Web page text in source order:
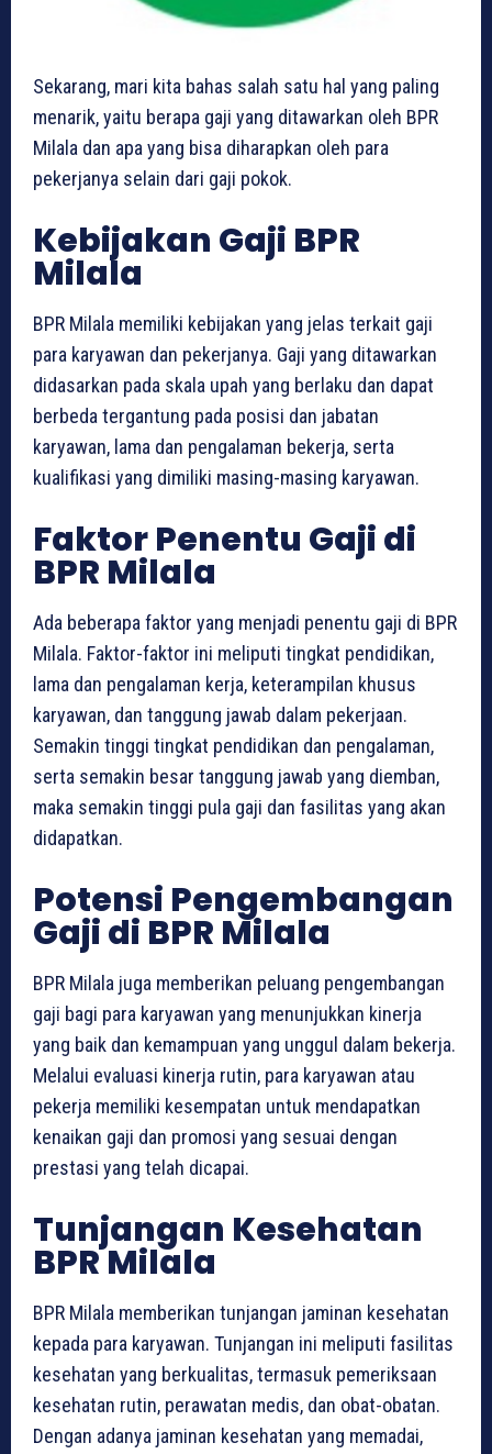
Sekarang, mari kita bahas salah satu hal yang paling
menarik, yaitu berapa gaji yang ditawarkan oleh BPR
Milala dan apa yang bisa diharapkan oleh para
pekerjanya selain dari gaji pokok.
Kebijakan Gaji BPR
Milala
BPR Milala memiliki kebijakan yang jelas terkait gaji
para karyawan dan pekerjanya. Gaji yang ditawarkan
didasarkan pada skala upah yang berlaku dan dapat
berbeda tergantung pada posisi dan jabatan
karyawan, lama dan pengalaman bekerja, serta
kualifikasi yang dimiliki masing-masing karyawan.
Faktor Penentu Gaji di
BPR Milala
Ada beberapa faktor yang menjadi penentu gaji di BPR
Milala. Faktor-faktor ini meliputi tingkat pendidikan,
lama dan pengalaman kerja, keterampilan khusus
karyawan, dan tanggung jawab dalam pekerjaan.
Semakin tinggi tingkat pendidikan dan pengalaman,
serta semakin besar tanggung jawab yang diemban,
maka semakin tinggi pula gaji dan fasilitas yang akan
didapatkan.
Potensi Pengembangan
Gaji di BPR Milala
BPR Milala juga memberikan peluang pengembangan
gaji bagi para karyawan yang menunjukkan kinerja
yang baik dan kemampuan yang unggul dalam bekerja.
Melalui evaluasi kinerja rutin, para karyawan atau
pekerja memiliki kesempatan untuk mendapatkan
kenaikan gaji dan promosi yang sesuai dengan
prestasi yang telah dicapai.
Tunjangan Kesehatan
BPR Milala
BPR Milala memberikan tunjangan jaminan kesehatan
kepada para karyawan. Tunjangan ini meliputi fasilitas
kesehatan yang berkualitas, termasuk pemeriksaan
kesehatan rutin, perawatan medis, dan obat-obatan.
Dengan adanya jaminan kesehatan yang memadai,